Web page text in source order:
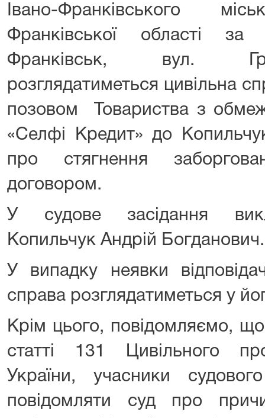
Івано-Франківського
Франківської області
Франківськ, вул.
розглядатиметься цивільна
позовом Товариства з
«Селфі Кредит» до
про стягнення
договором.
У судове засідання
Копильчук Андрій Богданович.
У випадку неявки
справа розглядатиметься у
Крім цього, повідомляємо, що
статті 131 Цивільного
України, учасники
повідомляти суд про